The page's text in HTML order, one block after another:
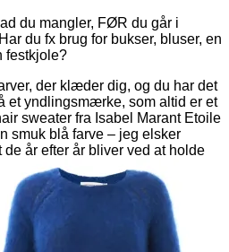
du mangler, FØR du går i
du fx brug for bukser, bluser, en
festkjole?
der klæder dig, og du har det
et yndlingsmærke, som altid er et
sweater fra Isabel Marant Etoile
smuk blå farve – jeg elsker
år efter år bliver ved at holde